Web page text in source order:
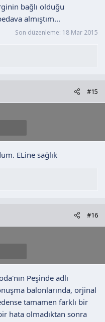
bağlı olduğu
almıştım...
Son düzenleme: 18 Mar 2015
#15
ELine sağlık
#16
Peşinde adlı
balonlarında, orjinal
tamamen farklı bir
hata olmadıktan sonra